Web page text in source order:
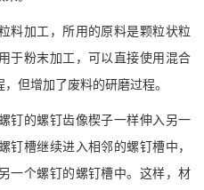
料加工，所用的原料是颗粒状粒
于粉末加工，可以直接使用混合
但增加了废料的研磨过程。
钉的螺钉齿像楔子一样伸入另一
钉槽继续进入相邻的螺钉槽中，
一个螺钉的螺钉槽中。这样，材